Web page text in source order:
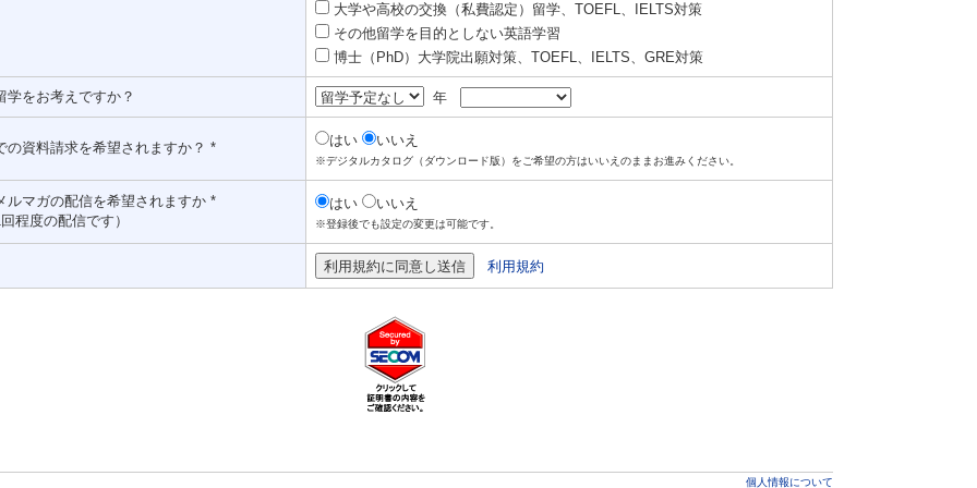
大学や高校の交換（私費認定）留学、TOEFL、IELTS対策
その他留学を目的としない英語学習
博士（PhD）大学院出願対策、TOEFL、IELTS、GRE対策
学をお考えですか？ 年
の資料請求を希望されますか？ * はい いいえ
※デジタルカタログ（ダウンロード版）をご希望の方はいいえのままお進みください。
ルマガの配信を希望されますか *
回程度の配信です）
はい いいえ
※登録後でも設定の変更は可能です。
利用規約
個人情報について